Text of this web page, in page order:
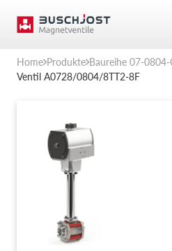
Home Produkte Baureihe 07-0804-
Ventil A0728/0804/8TT2-8F